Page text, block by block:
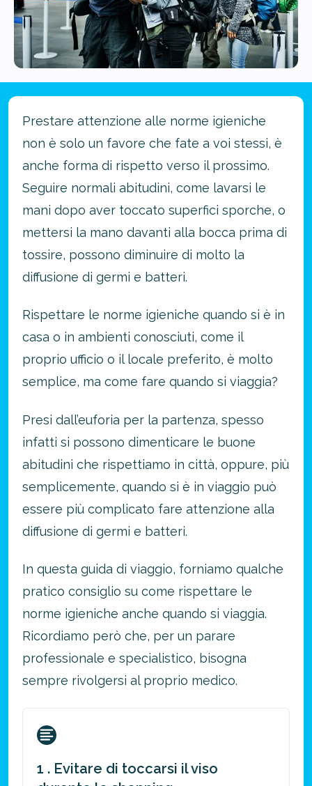
Prestare attenzione alle norme igieniche
non è solo un favore che fate a voi stessi, è
anche forma di rispetto verso il prossimo.
Seguire normali abitudini, come lavarsi le
mani dopo aver toccato superfici sporche, o
mettersi la mano davanti alla bocca prima di
tossire, possono diminuire di molto la
diffusione di germi e batteri.
Rispettare le norme igieniche quando si è in
casa o in ambienti conosciuti, come il
proprio ufficio o il locale preferito, è molto
semplice, ma come fare quando si viaggia?
Presi dall’euforia per la partenza, spesso
infatti si possono dimenticare le buone
abitudini che rispettiamo in città, oppure, più
semplicemente, quando si è in viaggio può
essere più complicato fare attenzione alla
diffusione di germi e batteri.
In questa guida di viaggio, forniamo qualche
pratico consiglio su come rispettare le
norme igieniche anche quando si viaggia.
Ricordiamo però che, per un parare
professionale e specialistico, bisogna
sempre rivolgersi al proprio medico.
1 . Evitare di toccarsi il viso